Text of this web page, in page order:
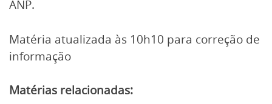
ANP.
Matéria atualizada às 10h10 para correção de
informação
Matérias relacionadas: